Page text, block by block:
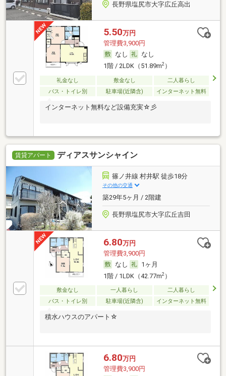
長野県塩尻市大字広丘高出
5.50万円
管理費3,900円
なし
なし
1階 / 2LDK（51.89m2）
礼金なし 敷金なし
二人暮らし
バス・トイレ別
駐車場(近隣含) インターネット無料
インターネット無料など設備充実☆彡
賃貸アパート ディアスサンシャイン
篠ノ井線 村井駅 徒歩18分
その他の交通
築29年5ヶ月 / 2階建
長野県塩尻市大字広丘吉田
6.80万円
管理費3,900円
なし
1ヶ月
1階 / 1LDK（42.77m2）
敷金なし 一人暮らし
二人暮らし
バス・トイレ別
駐車場(近隣含) インターネット無料
積水ハウスのアパート☆
6.80万円
管理費3,900円